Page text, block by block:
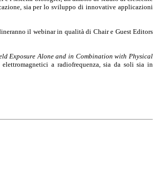
sia per lo sviluppo di innovative applicazioni
il webinar in qualità di Chair e Guest Editors
Exposure Alone and in Combination with Physical
a radiofrequenza, sia da soli sia in